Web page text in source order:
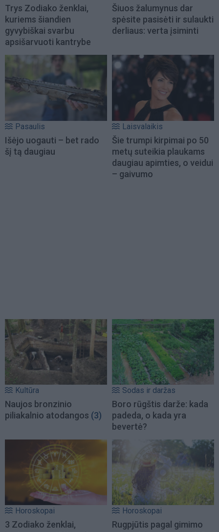
Trys Zodiako ženklai,
kuriems šiandien
gyvybiškai svarbu
apsišarvuoti kantrybe
Šiuos žalumynus dar
spėsite pasisėti ir sulaukti
derliaus: verta įsiminti
Pasaulis
Išėjo uogauti – bet rado
šį tą daugiau
Laisvalaikis
Šie trumpi kirpimai po 50
metų suteikia plaukams
daugiau apimties, o veidui
– gaivumo
Kultūra
Naujos bronzinio
piliakalnio atodangos (3)
Sodas ir daržas
Boro rūgštis darže: kada
padeda, o kada yra
bevertė?
Horoskopai
3 Zodiako ženklai,
Horoskopai
Rugpjūtis pagal gimimo